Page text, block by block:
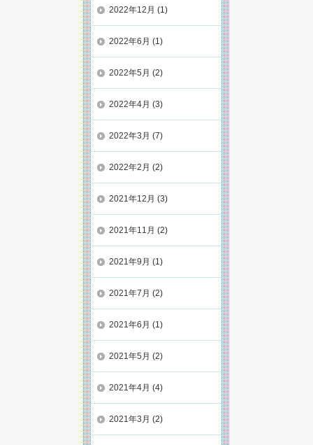
2022年12月 (1)
2022年6月 (1)
2022年5月 (2)
2022年4月 (3)
2022年3月 (7)
2022年2月 (2)
2021年12月 (3)
2021年11月 (2)
2021年9月 (1)
2021年7月 (2)
2021年6月 (1)
2021年5月 (2)
2021年4月 (4)
2021年3月 (2)